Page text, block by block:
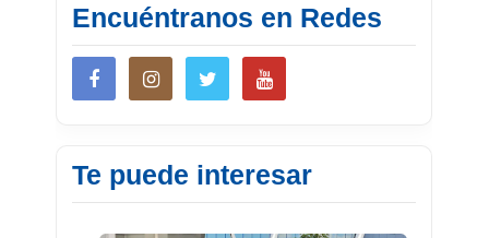
Encuéntranos en Redes
Te puede interesar